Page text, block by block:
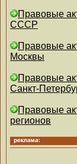
Правовые
СССР
Правовые
Москвы
Правовые
Санкт-
Правовые
регионов